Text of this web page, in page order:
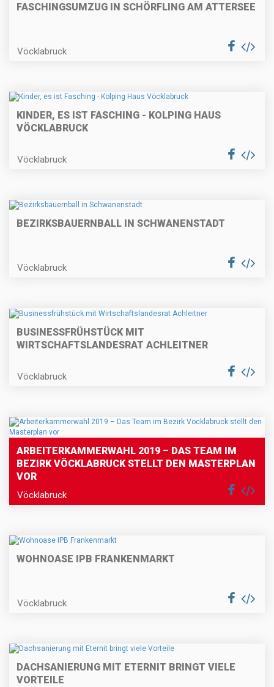
FASCHINGSUMZUG IN SCHÖRFLING AM ATTERSEE
Vöcklabruck
KINDER, ES IST FASCHING - KOLPING HAUS
VÖCKLABRUCK
Vöcklabruck
BEZIRKSBAUERNBALL IN SCHWANENSTADT
Vöcklabruck
BUSINESSFRÜHSTÜCK MIT
WIRTSCHAFTSLANDESRAT ACHLEITNER
Vöcklabruck
ARBEITERKAMMERWAHL 2019 – DAS TEAM IM
BEZIRK VÖCKLABRUCK STELLT DEN MASTERPLAN
VOR
Vöcklabruck
WOHNOASE IPB FRANKENMARKT
Vöcklabruck
DACHSANIERUNG MIT ETERNIT BRINGT VIELE
VORTEILE